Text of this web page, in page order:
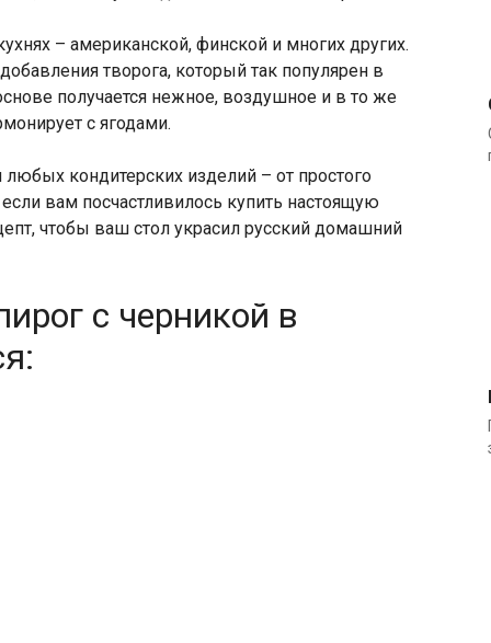
– американской, финской и многих других.
творога, который так популярен в
получается нежное, воздушное и в то же
с ягодами.
кондитерских изделий – от простого
вам посчастливилось купить настоящую
чтобы ваш стол украсил русский домашний
с черникой в